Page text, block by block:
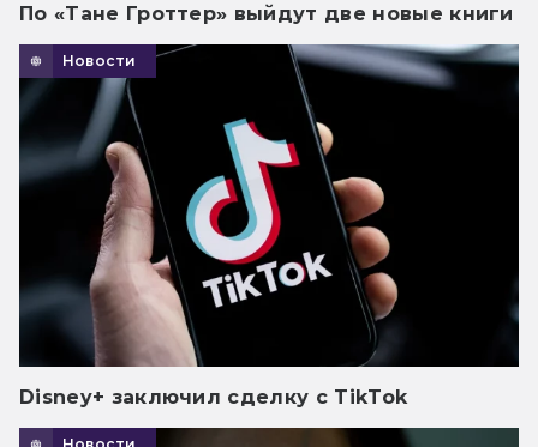
По «Тане Гроттер» выйдут две новые книги
Новости
Disney+ заключил сделку с TikTok